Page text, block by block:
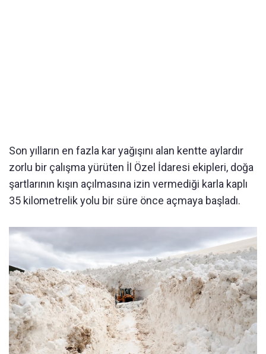
Son yılların en fazla kar yağışını alan kentte aylardır
zorlu bir çalışma yürüten İl Özel İdaresi ekipleri, doğa
şartlarının kışın açılmasına izin vermediği karla kaplı
35 kilometrelik yolu bir süre önce açmaya başladı.